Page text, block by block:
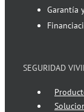
Garantía
SEGURIDAD